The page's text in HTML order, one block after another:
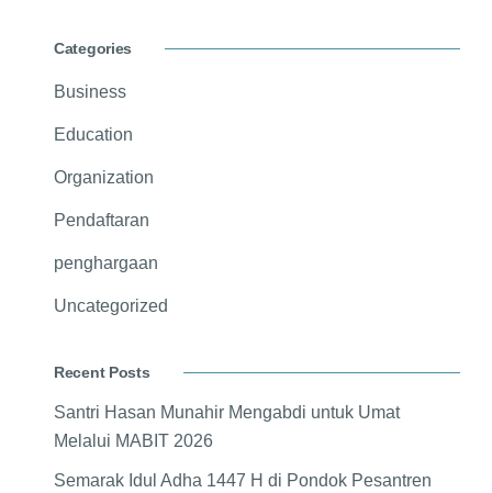
Categories
Business
Education
Organization
Pendaftaran
penghargaan
Uncategorized
Recent Posts
Santri Hasan Munahir Mengabdi untuk Umat
Melalui MABIT 2026
Semarak Idul Adha 1447 H di Pondok Pesantren